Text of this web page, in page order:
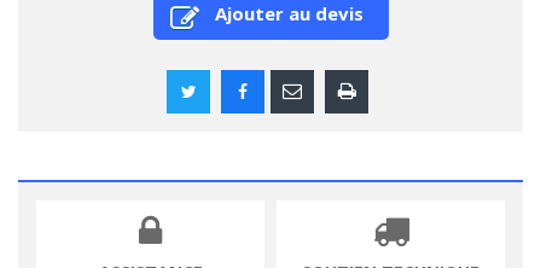
Ajouter au devis